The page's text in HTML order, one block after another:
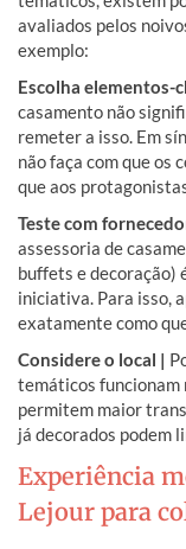
avaliados pelos
exemplo:
Escolha elementos-
casamento não
remeter a isso. Em
não faça com que os
que aos
Teste com
assessoria de
buffets e decoração)
iniciativa. Para isso,
exatamente como
Considere o local |
temáticos funcionam
permitem maior
já decorados podem
Experiência
Lejour para